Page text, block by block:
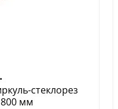
стеклорез
мм